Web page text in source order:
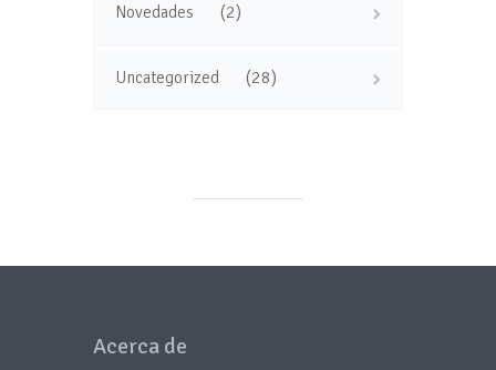
Novedades (2)
Uncategorized (28)
Acerca de